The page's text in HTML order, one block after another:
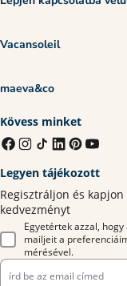
Vacansoleil
maeva&co
Kövess minket
Legyen tájékozott
Regisztráljon és
kedvezményt
Egyetértek azzal,
mailjeit a
mérésével.